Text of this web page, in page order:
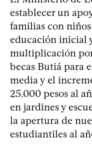
establecer un
familias con
educación inicial
multiplicación
becas Butiá para
media y el
25.000 pesos al
en jardines y
la apertura de
estudiantiles al